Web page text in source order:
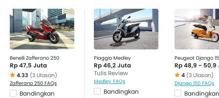
Benelli Zafferano 250
Rp 47,5 Juta
4.33 (3 Ulasan)
Zafferano 250 FAQs
Bandingkan
Piaggio Medley
Rp 46,2 Juta
Tulis Review
Medley FAQs
Bandingkan
Peugeot Django
Rp 48,9 - 50,9
4 (3 Ulasan)
Django 150 FAQs
Bandingkan